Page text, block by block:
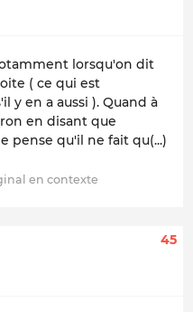
lorsqu'on dit
( ce qui est
y en a aussi ). Quand à
en disant que
pense qu'il ne fait qu(...)
45